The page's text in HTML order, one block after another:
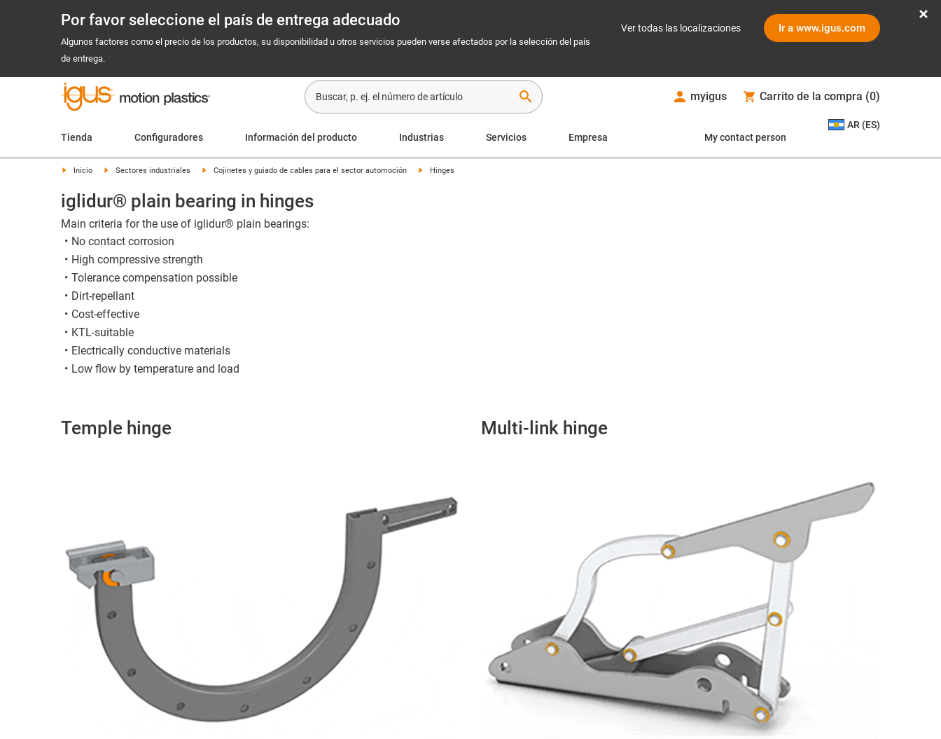
Por favor seleccione el país de entrega adecuado
Algunos factores como el precio de los productos, su disponibilidad u otros servicios pueden verse afectados por la selección del país
de entrega.
Ver todas las localizaciones Ir a www.igus.com
search myigus Carrito de la compra (0)
Tienda Configuradores Información del producto Industrias Servicios Empresa My contact person
AR (ES)
Inicio Sectores industriales Cojinetes y guiado de cables para el sector automoción Hinges
iglidur® plain bearing in hinges
Main criteria for the use of iglidur® plain bearings:
No contact corrosion
High compressive strength
Tolerance compensation possible
Dirt-repellant
Cost-effective
KTL-suitable
Electrically conductive materials
Low flow by temperature and load
Temple hinge Multi-link hinge